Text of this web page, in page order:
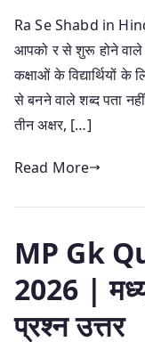
Ra Se Shabd in
आपको र से शुरू होने वाले
कक्षाओं के विद्यार्थियों
से बनने वाले शब्द पता
तीन अक्षर, […]
Read More
MP Gk
2026 | मध्य
प्रश्न उत्तर